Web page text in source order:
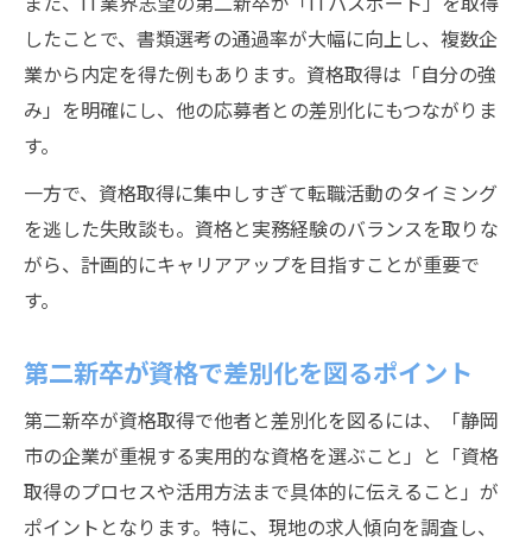
したことで、書類選考の通過率が大幅に向上し、複数企
業から内定を得た例もあります。資格取得は「自分の強
み」を明確にし、他の応募者との差別化にもつながりま
す。
一方で、資格取得に集中しすぎて転職活動のタイミング
を逃した失敗談も。資格と実務経験のバランスを取りな
がら、計画的にキャリアアップを目指すことが重要で
す。
第二新卒が資格で差別化を図るポイント
第二新卒が資格取得で他者と差別化を図るには、「静岡
市の企業が重視する実用的な資格を選ぶこと」と「資格
取得のプロセスや活用方法まで具体的に伝えること」が
ポイントとなります。特に、現地の求人傾向を調査し、